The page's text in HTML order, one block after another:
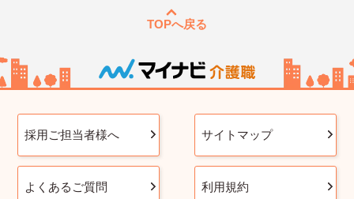
TOPへ戻る
採用ご担当者様へ サイトマップ
よくあるご質問 利用規約